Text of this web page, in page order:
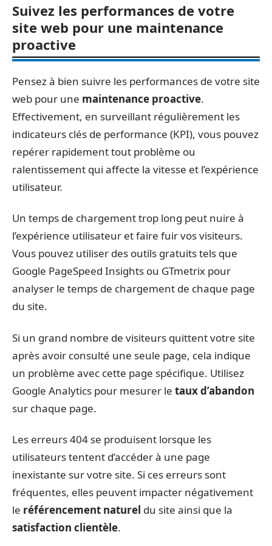
Suivez les performances de votre
site web pour une maintenance
proactive
Pensez à bien suivre les performances de votre site
web pour une maintenance proactive.
Effectivement, en surveillant régulièrement les
indicateurs clés de performance (KPI), vous pouvez
repérer rapidement tout problème ou
ralentissement qui affecte la vitesse et l’expérience
utilisateur.
Un temps de chargement trop long peut nuire à
l’expérience utilisateur et faire fuir vos visiteurs.
Vous pouvez utiliser des outils gratuits tels que
Google PageSpeed Insights ou GTmetrix pour
analyser le temps de chargement de chaque page
du site.
Si un grand nombre de visiteurs quittent votre site
après avoir consulté une seule page, cela indique
un problème avec cette page spécifique. Utilisez
Google Analytics pour mesurer le taux d’abandon
sur chaque page.
Les erreurs 404 se produisent lorsque les
utilisateurs tentent d’accéder à une page
inexistante sur votre site. Si ces erreurs sont
fréquentes, elles peuvent impacter négativement
le référencement naturel du site ainsi que la
satisfaction clientèle.